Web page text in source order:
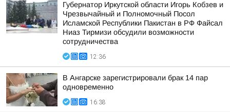
Губернатор Иркутской области Игорь Кобзев и
Чрезвычайный и Полномочный Посол
Исламской Республики Пакистан в РФ Файсал
Ниаз Тирмизи обсудили возможности
сотрудничества
12:36
В Ангарске зарегистрировали брак 14 пар
одновременно
16:38